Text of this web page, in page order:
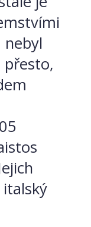
nebyl
přesto,